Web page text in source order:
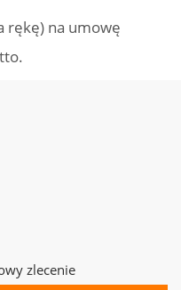
rękę) na umowę
zlecenie